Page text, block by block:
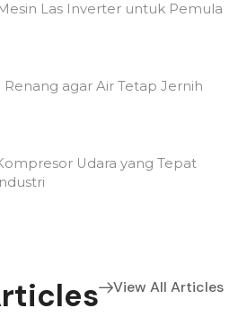
Las Inverter untuk Pemula
agar Air Tetap Jernih
Udara yang Tepat
View All Articles